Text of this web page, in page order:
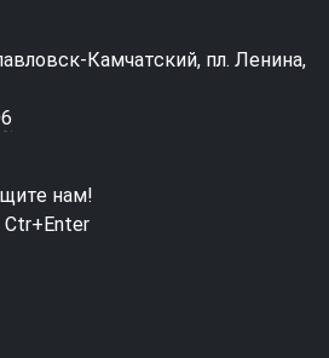
Камчатский, пл. Ленина,
нам!